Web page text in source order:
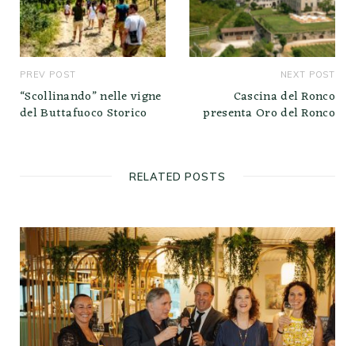
PREV POST
“Scollinando” nelle vigne
del Buttafuoco Storico
NEXT POST
Cascina del Ronco
presenta Oro del Ronco
RELATED POSTS